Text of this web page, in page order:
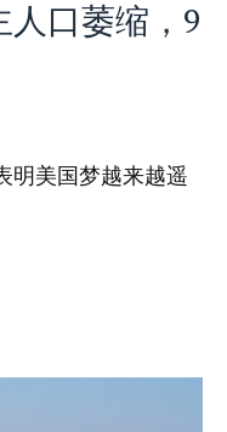
口萎缩，9
明美国梦越来越遥